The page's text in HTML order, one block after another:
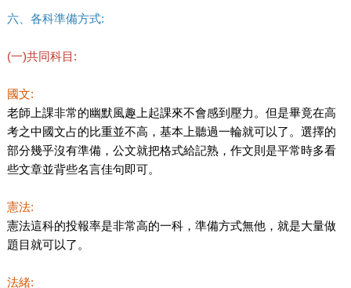
六、各科準備方式:
(一)共同科目:
國文:
老師上課非常的幽默風趣上起課來不會感到壓力。但是畢竟在高
考之中國文占的比重並不高，基本上聽過一輪就可以了。選擇的
部分幾乎沒有準備，公文就把格式給記熟，作文則是平常時多看
些文章並背些名言佳句即可。
憲法:
憲法這科的投報率是非常高的一科，準備方式無他，就是大量做
題目就可以了。
法緒: